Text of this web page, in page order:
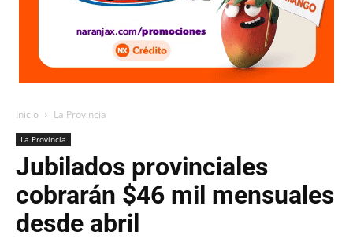
Inicio La Provincia
La Provincia
Jubilados provinciales
cobrarán $46 mil mensuales
desde abril